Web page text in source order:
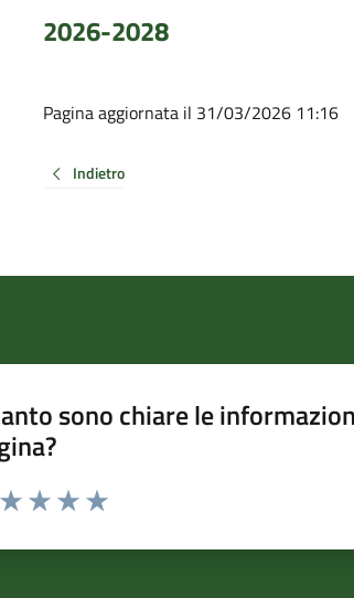
2026-2028
Pagina aggiornata il 31/03/2026 11:16
Indietro
sono chiare le
da 1 a 5 stelle la pagina